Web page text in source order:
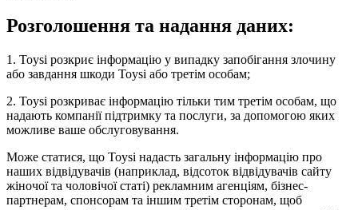
Розголошення та надання даних:
1. Toysi розкриє інформацію у випадку запобігання злочину
або завдання шкоди Toysi або третім особам;
2. Toysi розкриває інформацію тільки тим третім особам, що
надають компанії підтримку та послуги, за допомогою яких
можливе ваше обслуговування.
Може статися, що Toysi надасть загальну інформацію про
наших відвідувачів (наприклад, відсоток відвідувачів сайту
жіночої та чоловічої статі) рекламним агенціям, бізнес-
партнерам, спонсорам та іншим третім сторонам, щоб